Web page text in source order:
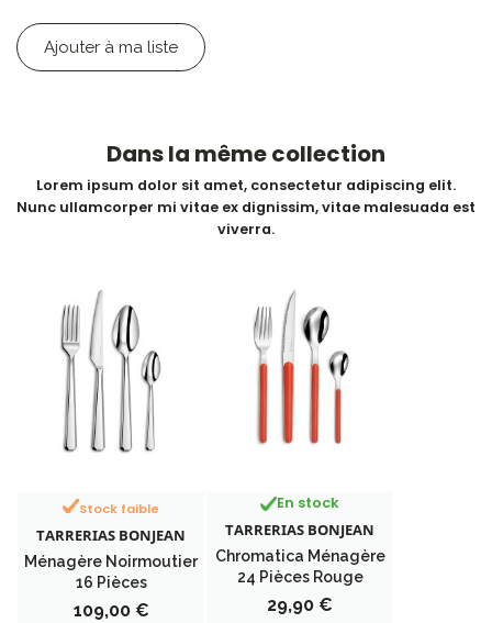
Ajouter à ma liste
Dans la même collection
Lorem ipsum dolor sit amet, consectetur adipiscing elit.
Nunc ullamcorper mi vitae ex dignissim, vitae malesuada est
viverra.
Stock faible
TARRERIAS BONJEAN
Ménagère Noirmoutier
16 Pièces
Prix
109,00 €
En stock
TARRERIAS BONJEAN
Chromatica Ménagère
24 Pièces Rouge
Prix
29,90 €